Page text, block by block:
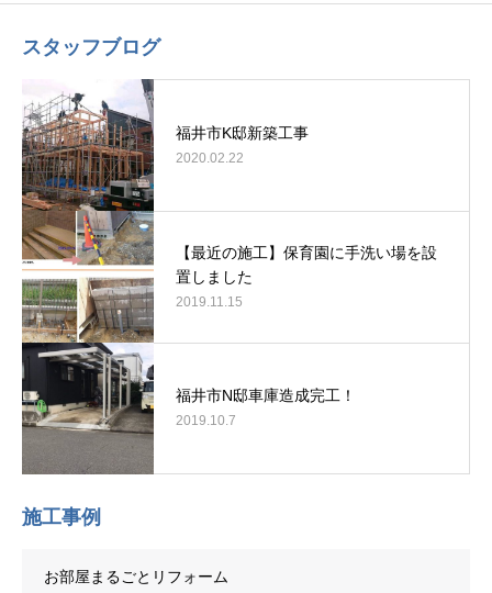
スタッフブログ
福井市K邸新築工事
2020.02.22
【最近の施工】保育園に手洗い場を設
置しました
2019.11.15
福井市N邸車庫造成完工！
2019.10.7
施工事例
お部屋まるごとリフォーム